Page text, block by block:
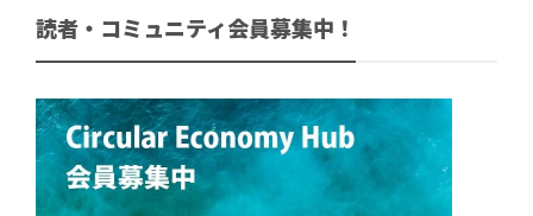
読者・コミュニティ会員募集中！